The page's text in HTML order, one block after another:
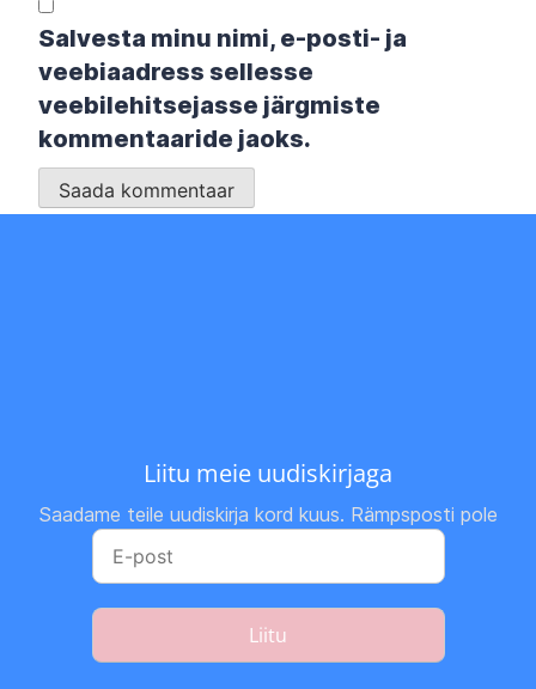
Salvesta minu nimi, e-posti- ja
veebiaadress sellesse
veebilehitsejasse järgmiste
kommentaaride jaoks.
Liitu meie uudiskirjaga
Saadame teile uudiskirja kord kuus. Rämpsposti pole
Liitu